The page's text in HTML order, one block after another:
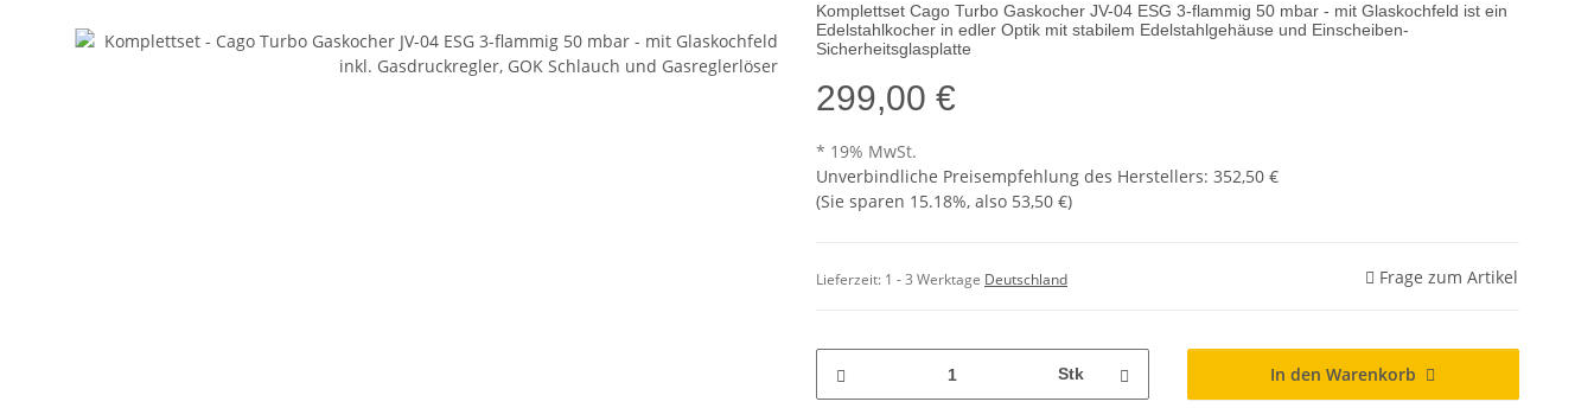
Komplettset Cago Turbo Gaskocher JV-04 ESG 3-flammig 50 mbar - mit Glaskochfeld ist ein
Edelstahlkocher in edler Optik mit stabilem Edelstahlgehäuse und Einscheiben-
Sicherheitsglasplatte
299,00 €
* 19% MwSt.
Unverbindliche Preisempfehlung des Herstellers: 352,50 €
(Sie sparen 15.18%, also 53,50 €)
Lieferzeit: 1 - 3 Werktage Deutschland Frage zum Artikel
Stk In den Warenkorb